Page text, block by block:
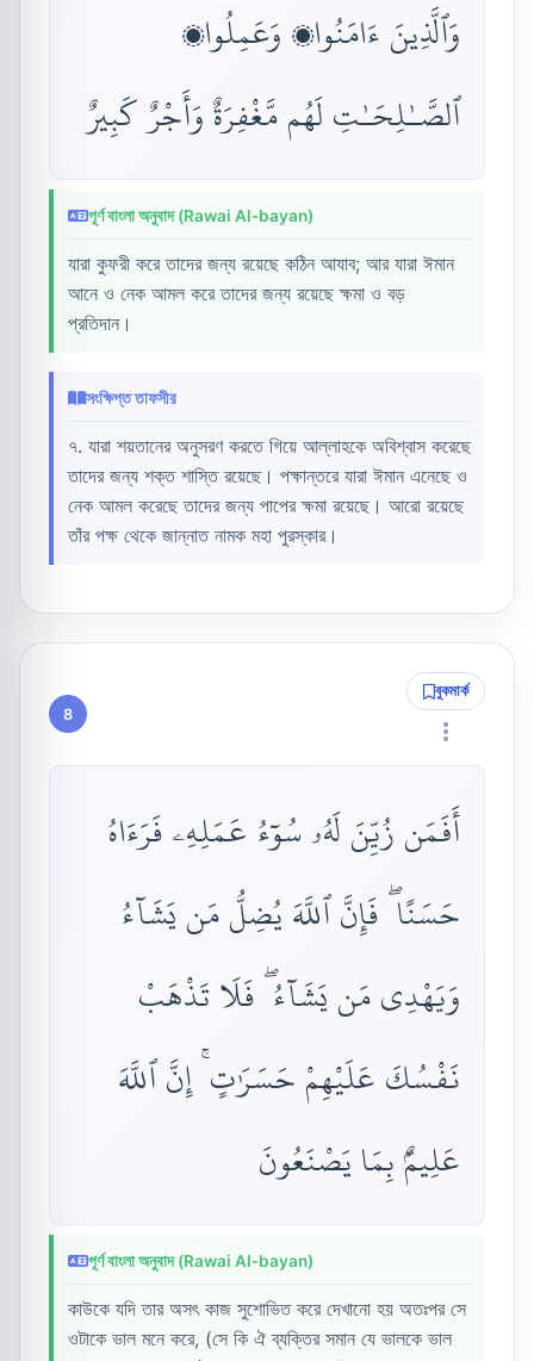
وَٱلَّذِينَ ءَامَنُوا۟ وَعَمِلُوا۟
ٱلصَّـٰلِحَـٰتِ لَهُم مَّغْفِرَةٌ وَأَجْرٌ كَبِيرٌ
পূর্ণ বাংলা অনুবাদ (Rawai Al-bayan)
যারা কুফরী করে তাদের জন্য রয়েছে কঠিন আযাব; আর যারা ঈমান
আনে ও নেক আমল করে তাদের জন্য রয়েছে ক্ষমা ও বড়
প্রতিদান।
সংক্ষিপ্ত তাফসীর
৭. যারা শয়তানের অনুসরণ করতে গিয়ে আল্লাহকে অবিশ্বাস করেছে
তাদের জন্য শক্ত শাস্তি রয়েছে। পক্ষান্তরে যারা ঈমান এনেছে ও
নেক আমল করেছে তাদের জন্য পাপের ক্ষমা রয়েছে। আরো রয়েছে
তাঁর পক্ষ থেকে জান্নাত নামক মহা পুরস্কার।
8
বুকমার্ক
أَفَمَن زُيِّنَ لَهُۥ سُوٓءُ عَمَلِهِۦ فَرَءَاهُ
حَسَنًا ۖ فَإِنَّ ٱللَّهَ يُضِلُّ مَن يَشَآءُ
وَيَهْدِى مَن يَشَآءُ ۖ فَلَا تَذْهَبْ
نَفْسُكَ عَلَيْهِمْ حَسَرَٰتٍ ۚ إِنَّ ٱللَّهَ
عَلِيمٌۢ بِمَا يَصْنَعُونَ
পূর্ণ বাংলা অনুবাদ (Rawai Al-bayan)
কাউকে যদি তার অসৎ কাজ সুশোভিত করে দেখানো হয় অতঃপর সে
ওটাকে ভাল মনে করে, (সে কি ঐ ব্যক্তির সমান যে ভালকে ভাল